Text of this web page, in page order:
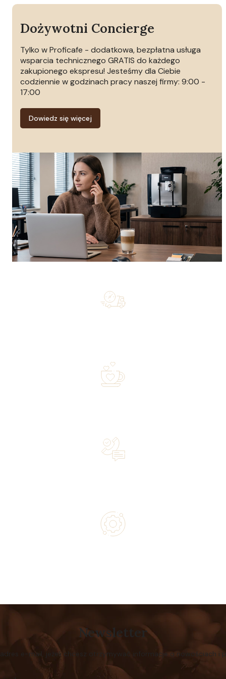
Dożywotni Concierge
Tylko w Proficafe - dodatkowa, bezpłatna usługa
wsparcia technicznego GRATIS do każdego
zakupionego ekspresu! Jesteśmy dla Ciebie
codziennie w godzinach pracy naszej firmy: 9:00 -
17:00
Dowiedz się więcej
Newsletter
e-mail, jeżeli chcesz otrzymywać informacje o nowościach i